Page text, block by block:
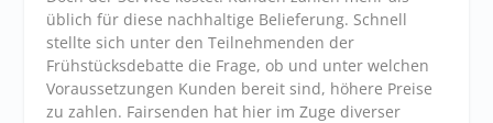
üblich für diese nachhaltige Belieferung. Schnell
stellte sich unter den Teilnehmenden der
Frühstücksdebatte die Frage, ob und unter welchen
Voraussetzungen Kunden bereit sind, höhere Preise
zu zahlen. Fairsenden hat hier im Zuge diverser